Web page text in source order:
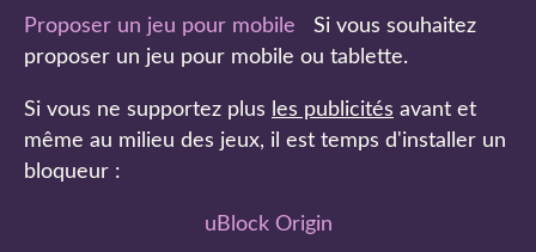
Proposer un jeu pour mobile Si vous souhaitez
proposer un jeu pour mobile ou tablette.
Si vous ne supportez plus les publicités avant et
même au milieu des jeux, il est temps d'installer un
bloqueur :
uBlock Origin